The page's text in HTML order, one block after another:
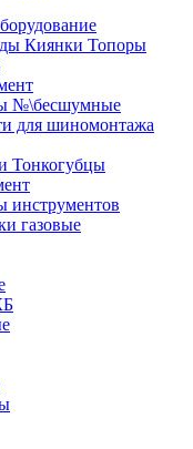
Киянки Топоры
№\бесшумные
для шиномонтажа
Тонкогубцы
инструментов
газовые